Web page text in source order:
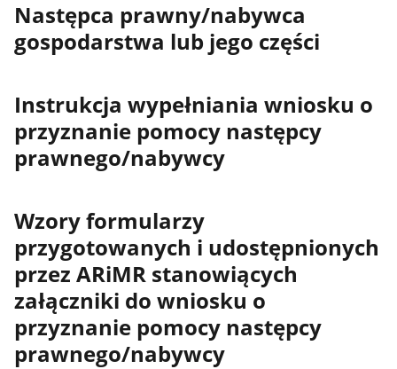
Następca prawny/nabywca
gospodarstwa lub jego części
Instrukcja wypełniania wniosku o
przyznanie pomocy następcy
prawnego/nabywcy
Wzory formularzy
przygotowanych i udostępnionych
przez ARiMR stanowiących
załączniki do wniosku o
przyznanie pomocy następcy
prawnego/nabywcy